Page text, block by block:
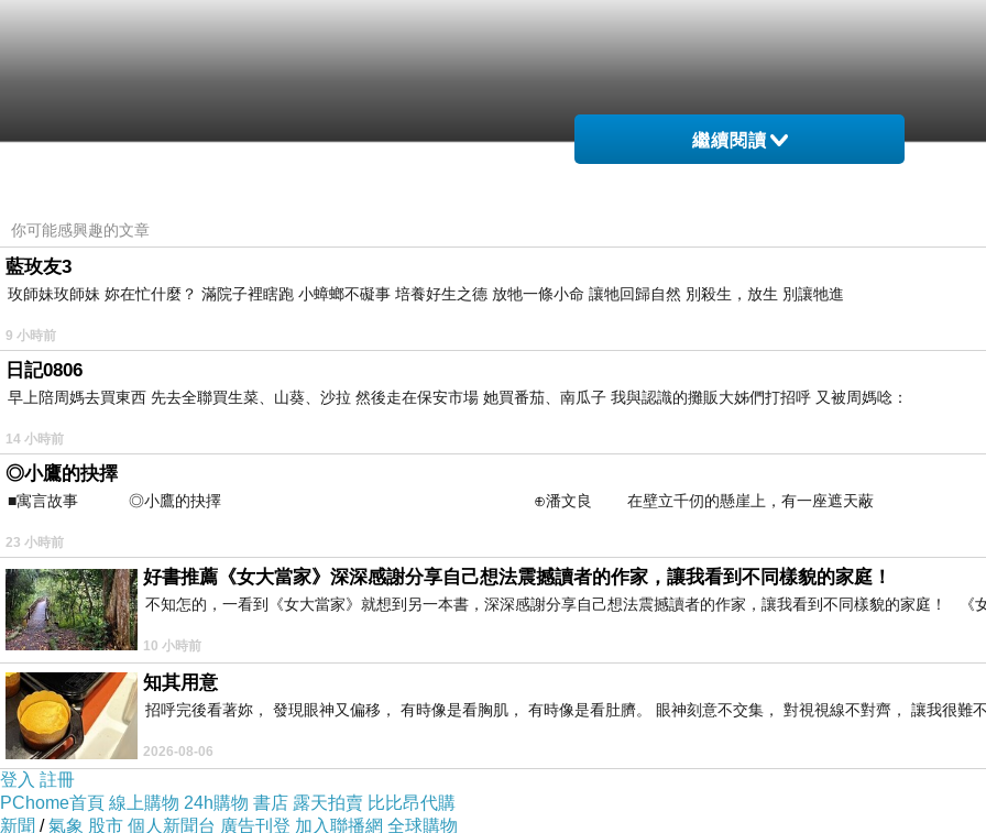
繼續閱讀
你可能感興趣的文章
藍玫友3
玫師妹玫師妹 妳在忙什麼？ 滿院子裡瞎跑 小蟑螂不礙事 培養好生之德 放牠一條小命 讓牠回歸自然 別殺生，放生 別讓牠進
9 小時前
日記0806
早上陪周媽去買東西 先去全聯買生菜、山葵、沙拉 然後走在保安市場 她買番茄、南瓜子 我與認識的攤販大姊們打招呼 又被周媽唸：
14 小時前
◎小鷹的抉擇
■寓言故事 ◎小鷹的抉擇 ⊕潘文良 在壁立千仞的懸崖上，有一座遮天蔽
23 小時前
好書推薦《女大當家》深深感謝分享自己想法震撼讀者的作家，讓我看到不同樣貌的家庭！
不知怎的，一看到《女大當家》就想到另一本書，深深感謝分享自己想法震撼讀者的作家，讓我看到不同樣貌的家庭！ 《
10 小時前
知其用意
招呼完後看著妳， 發現眼神又偏移， 有時像是看胸肌， 有時像是看肚臍。 眼神刻意不交集， 對視視線不對齊， 讓我很難
2026-08-06
登入 註冊
PChome首頁 線上購物 24h購物 書店 露天拍賣 比比昂代購
新聞 /氣象 股市 個人新聞台 廣告刊登 加入聯播網 全球購物